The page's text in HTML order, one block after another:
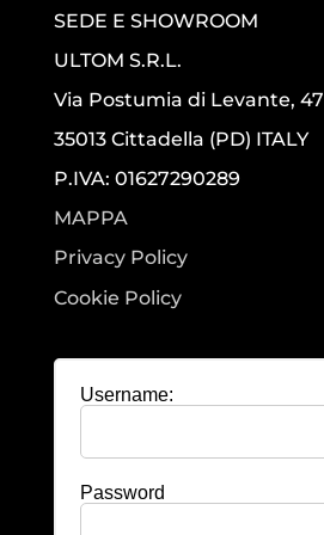
SEDE E SHOWROOM
ULTOM S.R.L.
Via Postumia di Levante, 47
35013 Cittadella (PD) ITALY
P.IVA: 01627290289
MAPPA
Privacy Policy
Cookie Policy
Username:
Password